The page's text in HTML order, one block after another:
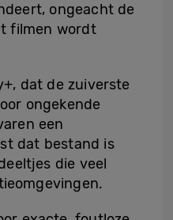
ongeacht de
filmen wordt
dat de zuiverste
ongekende
een
dat bestand is
die veel